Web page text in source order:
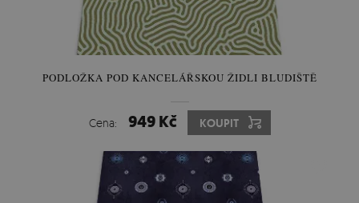
PODLOŽKA POD KANCELÁŘSKOU ŽIDLI BLUDIŠTĚ
Cena: 949 Kč KOUPIT